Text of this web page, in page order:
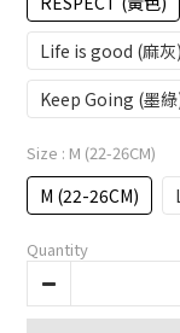
Life is good (麻灰)
Keep Going (墨
Size : M (22-26CM)
M (22-26CM)
Quantity